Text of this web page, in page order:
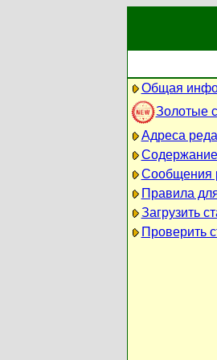
Общая
Золотые
Адреса
Сообщения
Правила
Загрузить
Проверить